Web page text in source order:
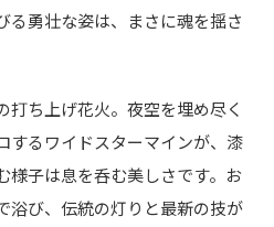
る勇壮な姿は、まさに魂を揺さ
打ち上げ花火。夜空を埋め尽く
するワイドスターマインが、漆
様子は息を呑む美しさです。お
浴び、伝統の灯りと最新の技が